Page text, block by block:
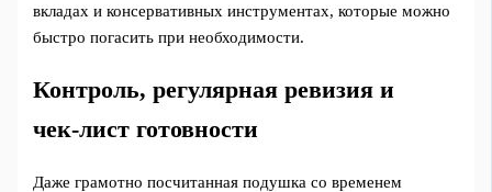
вкладах и консервативных инструментах, которые можно
быстро погасить при необходимости.
Контроль, регулярная ревизия и
чек‑лист готовности
Даже грамотно посчитанная подушка со временем